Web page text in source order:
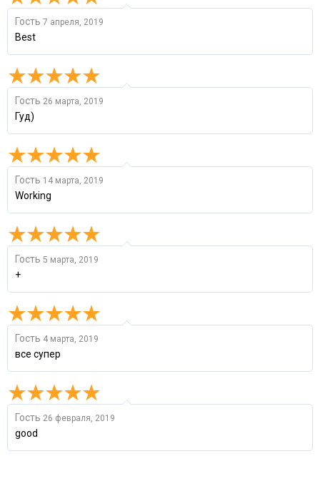
Гость 7 апреля, 2019
Best
Гость 26 марта, 2019
Гуд)
Гость 14 марта, 2019
Working
Гость 5 марта, 2019
+
Гость 4 марта, 2019
все супер
Гость 26 февраля, 2019
good